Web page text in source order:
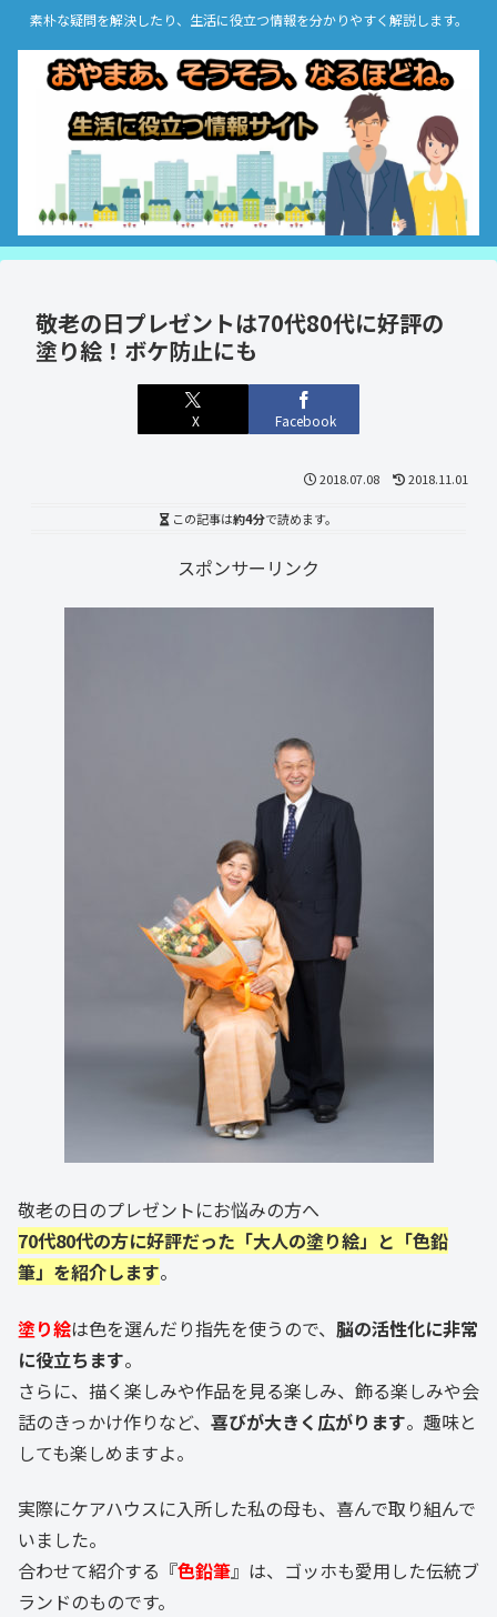
素朴な疑問を解決したり、生活に役立つ情報を分かりやすく解説します。
敬老の日プレゼントは70代80代に好評の
塗り絵！ボケ防止にも
X Facebook
2018.07.08 2018.11.01
この記事は約4分で読めます。
スポンサーリンク
敬老の日のプレゼントにお悩みの方へ
70代80代の方に好評だった「大人の塗り絵」と「色鉛
筆」を紹介します。
塗り絵は色を選んだり指先を使うので、 脳の活性化に非常
に役立ちます。
さらに、描く楽しみや作品を見る楽しみ、飾る楽しみや会
話のきっかけ作りなど、 喜びが大きく広がります。趣味と
しても楽しめますよ。
実際にケアハウスに入所した私の母も、喜んで取り組んで
いました。
合わせて紹介する『色鉛筆』は、ゴッホも愛用した伝統ブ
ランドのものです。